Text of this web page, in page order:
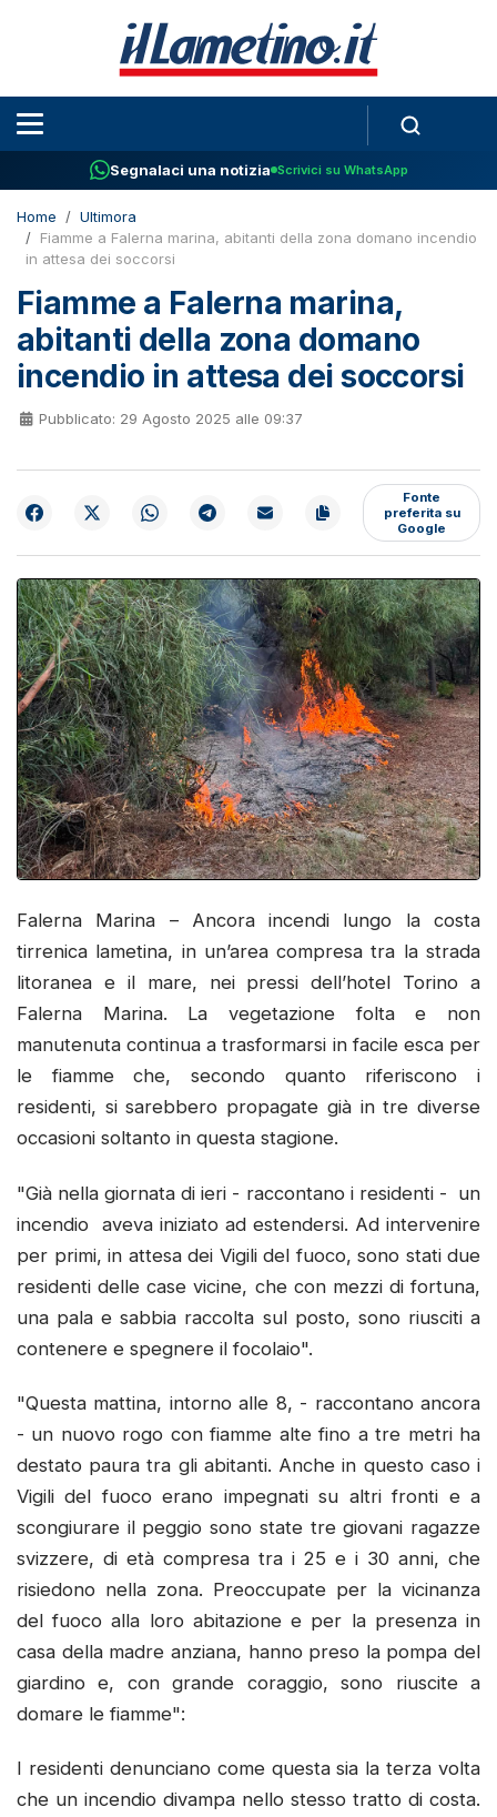
Segnalaci una notizia Scrivici su WhatsApp
Home
Ultimora
Fiamme a Falerna marina, abitanti della zona domano incendio
in attesa dei soccorsi
Fiamme a Falerna marina,
abitanti della zona domano
incendio in attesa dei soccorsi
Pubblicato: 29 Agosto 2025 alle 09:37
Fonte
preferita su
Google
Falerna Marina – Ancora incendi lungo la costa
tirrenica lametina, in un’area compresa tra la strada
litoranea e il mare, nei pressi dell’hotel Torino a
Falerna Marina. La vegetazione folta e non
manutenuta continua a trasformarsi in facile esca per
le fiamme che, secondo quanto riferiscono i
residenti, si sarebbero propagate già in tre diverse
occasioni soltanto in questa stagione.
"Già nella giornata di ieri - raccontano i residenti - un
incendio aveva iniziato ad estendersi. Ad intervenire
per primi, in attesa dei Vigili del fuoco, sono stati due
residenti delle case vicine, che con mezzi di fortuna,
una pala e sabbia raccolta sul posto, sono riusciti a
contenere e spegnere il focolaio".
"Questa mattina, intorno alle 8, - raccontano ancora
- un nuovo rogo con fiamme alte fino a tre metri ha
destato paura tra gli abitanti. Anche in questo caso i
Vigili del fuoco erano impegnati su altri fronti e a
scongiurare il peggio sono state tre giovani ragazze
svizzere, di età compresa tra i 25 e i 30 anni, che
risiedono nella zona. Preoccupate per la vicinanza
del fuoco alla loro abitazione e per la presenza in
casa della madre anziana, hanno preso la pompa del
giardino e, con grande coraggio, sono riuscite a
domare le fiamme":
I residenti denunciano come questa sia la terza volta
che un incendio divampa nello stesso tratto di costa.